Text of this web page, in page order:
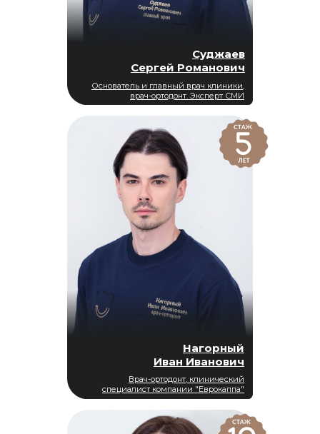
Врач-ортодонт, клинический
специалист компании "Еврокаппа"
Нагорный
Иван Иванович
Основатель и главный врач клиники,
врач-ортодонт. Эксперт СМИ
Суджаев
Сергей Романович